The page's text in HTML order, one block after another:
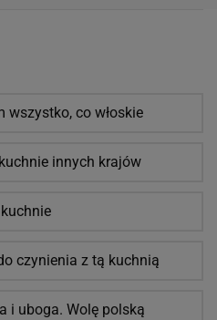
wszystko, co włoskie
innych krajów
czynienia z tą kuchnią
i uboga. Wolę polską